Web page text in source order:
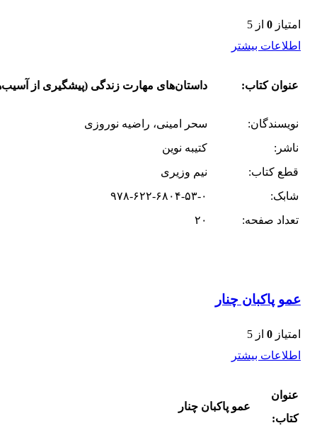
امتیاز 0 از 5
اطلاعات بیشتر
عنوان کتاب: داستان‌های مهارت زندگی (پیشگیری از
نویسندگان:
سحر امینی، راضیه نوروزی
ناشر:
کتیبه نوین
قطع کتاب:
نیم وزیری
شابک:
۹۷۸-۶۲۲-۶۸۰۴-۵۳-۰
تعداد صفحه:
۲۰
عمو پاکبان چنار
امتیاز 0 از 5
اطلاعات بیشتر
عنوان
کتاب:
عمو پاکبان چنار